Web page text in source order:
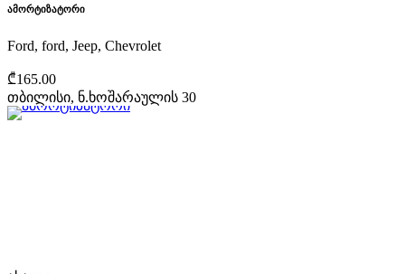
ამორტიზატორი
Ford, ford, Jeep, Chevrolet
₾165.00
თბილისი, ნ.ხოშარაულის 30